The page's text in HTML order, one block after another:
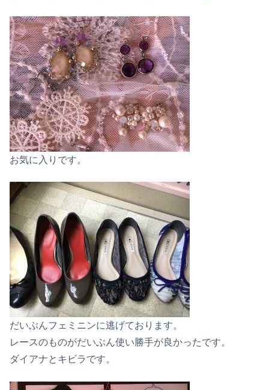
お気に入りです。
だいぶんフェミニンに逃げております。
レースのものがだいぶん使い勝手が良かったです。
ダイアナとキビラです。